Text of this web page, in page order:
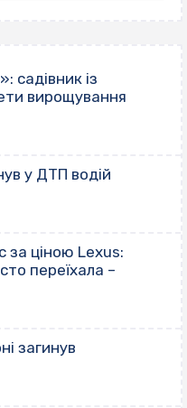
садівник із
вирощування
у ДТП водій
за ціною Lexus:
переїхала –
загинув